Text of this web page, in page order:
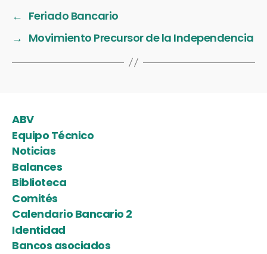
← Feriado Bancario
→ Movimiento Precursor de la Independencia
ABV
Equipo Técnico
Noticias
Balances
Biblioteca
Comités
Calendario Bancario 2
Identidad
Bancos asociados